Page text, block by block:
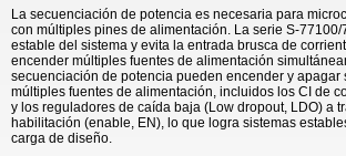
La secuenciación de potencia es necesaria para
con múltiples pines de alimentación. La serie S-
estable del sistema y evita la entrada brusca de
encender múltiples fuentes de alimentación
secuenciación de potencia pueden encender y apagar
múltiples fuentes de alimentación, incluidos los CI de
y los reguladores de caída baja (Low dropout, LDO) a
habilitación (enable, EN), lo que logra sistemas
carga de diseño.